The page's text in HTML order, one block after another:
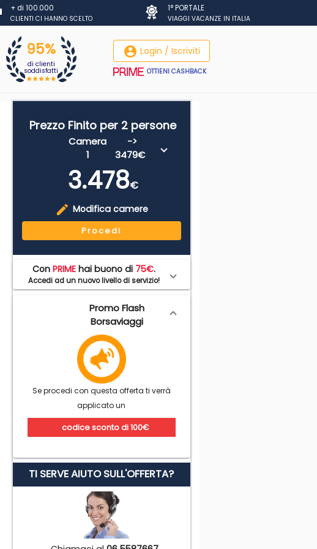
+ di 100.000
CLIENTI CI HANNO SCELTO
1° PORTALE
VIAGGI VACANZE IN ITALIA
account_circle Login / Iscriviti
OTTIENI CASHBACK
95%
di clienti
soddisfatti
Prezzo Finito per 2 persone
Camera
1
->
3479€
3.478€
edit Modifica camere
Procedi
ConPRIME hai buono di 75€.
Accedi ad un nuovo livello di servizio!
Promo Flash
Borsaviaggi
Se procedi con questa offerta ti verrà
applicato un
codice sconto di 100€
TI SERVE AIUTO SULL'OFFERTA?